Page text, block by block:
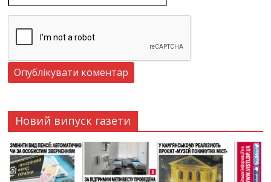
Новий випуск газети